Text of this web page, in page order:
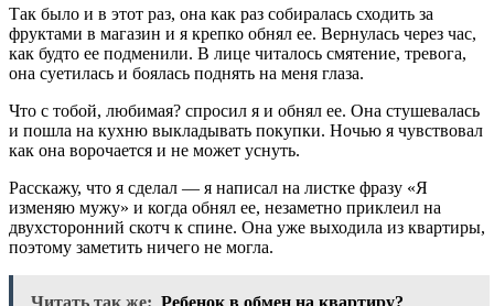
Так было и в этот раз, она как раз собиралась сходить за
фруктами в магазин и я крепко обнял ее. Вернулась через час,
как будто ее подменили. В лице читалось смятение, тревога,
она суетилась и боялась поднять на меня глаза.
Что с тобой, любимая? спросил я и обнял ее. Она стушевалась
и пошла на кухню выкладывать покупки. Ночью я чувствовал
как она ворочается и не может уснуть.
Расскажу, что я сделал — я написал на листке фразу «Я
изменяю мужу» и когда обнял ее, незаметно приклеил на
двухсторонний скотч к спине. Она уже выходила из квартиры,
поэтому заметить ничего не могла.
Читать так же: Ребенок в обмен на квартиру?